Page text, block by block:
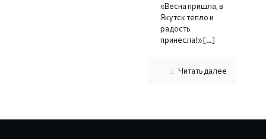
«Весна пришла, в
Якутск тепло и
радость
принесла!»[…]
Читать далее